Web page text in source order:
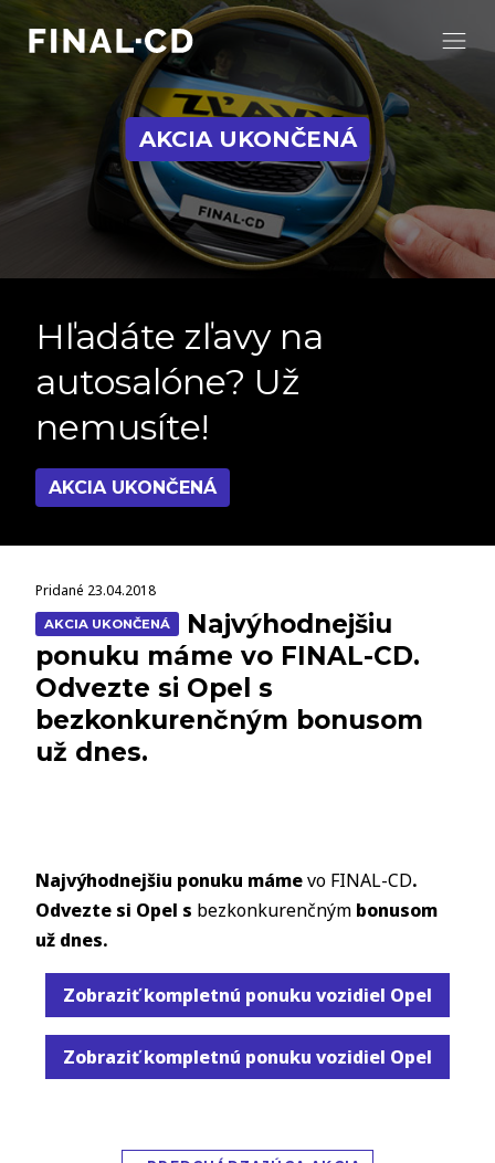
Hľadáte zľavy na
autosalóne? Už
nemusíte!
AKCIA UKONČENÁ
AKCIA UKONČENÁ
Pridané 23.04.2018
AKCIA UKONČENÁ
Najvýhodnejšiu
ponuku máme vo FINAL-CD.
Odvezte si Opel s
bezkonkurenčným bonusom
už dnes.
Najvýhodnejšiu ponuku mámevo FINAL-CD.
Odvezte si Opel s bezkonkurenčným bonusom
už dnes.
Zobraziť kompletnú ponuku vozidiel Opel
Zobraziť kompletnú ponuku vozidiel Opel